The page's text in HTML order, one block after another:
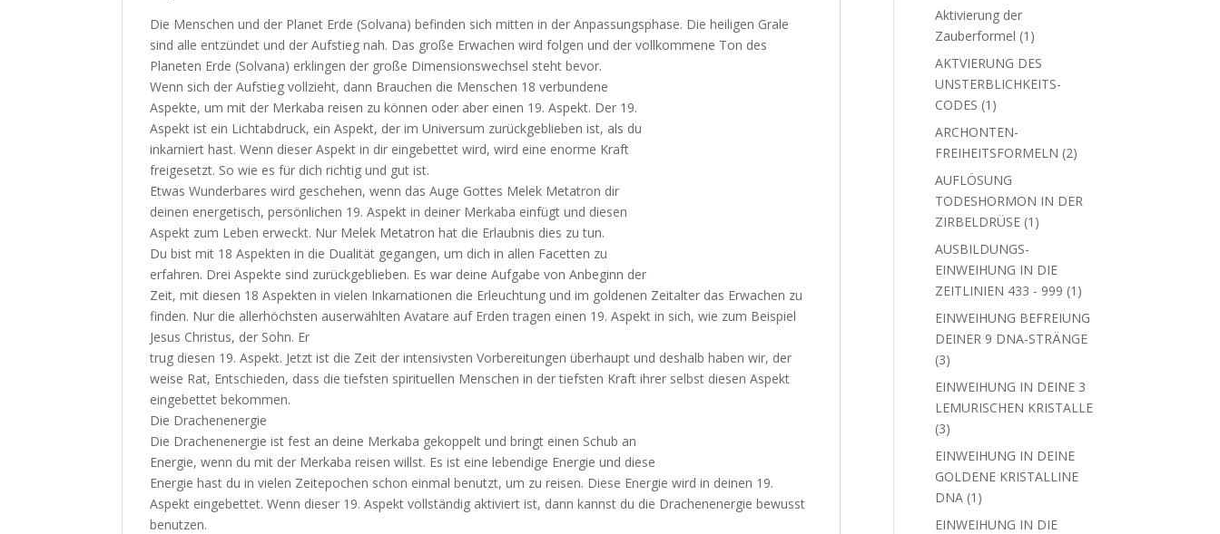
Die Menschen und der Planet Erde (Solvana) befinden sich mitten in der Anpassungsphase. Die heiligen Grale
sind alle entzündet und der Aufstieg nah. Das große Erwachen wird folgen und der vollkommene Ton des
Planeten Erde (Solvana) erklingen der große Dimensionswechsel steht bevor.
Wenn sich der Aufstieg vollzieht, dann Brauchen die Menschen 18 verbundene
Aspekte, um mit der Merkaba reisen zu können oder aber einen 19. Aspekt. Der 19.
Aspekt ist ein Lichtabdruck, ein Aspekt, der im Universum zurückgeblieben ist, als du
inkarniert hast. Wenn dieser Aspekt in dir eingebettet wird, wird eine enorme Kraft
freigesetzt. So wie es für dich richtig und gut ist.
Etwas Wunderbares wird geschehen, wenn das Auge Gottes Melek Metatron dir
deinen energetisch, persönlichen 19. Aspekt in deiner Merkaba einfügt und diesen
Aspekt zum Leben erweckt. Nur Melek Metatron hat die Erlaubnis dies zu tun.
Du bist mit 18 Aspekten in die Dualität gegangen, um dich in allen Facetten zu
erfahren. Drei Aspekte sind zurückgeblieben. Es war deine Aufgabe von Anbeginn der
Zeit, mit diesen 18 Aspekten in vielen Inkarnationen die Erleuchtung und im goldenen Zeitalter das Erwachen zu
finden. Nur die allerhöchsten auserwählten Avatare auf Erden tragen einen 19. Aspekt in sich, wie zum Beispiel
Jesus Christus, der Sohn. Er
trug diesen 19. Aspekt. Jetzt ist die Zeit der intensivsten Vorbereitungen überhaupt und deshalb haben wir, der
weise Rat, Entschieden, dass die tiefsten spirituellen Menschen in der tiefsten Kraft ihrer selbst diesen Aspekt
eingebettet bekommen.
Die Drachenenergie
Die Drachenenergie ist fest an deine Merkaba gekoppelt und bringt einen Schub an
Energie, wenn du mit der Merkaba reisen willst. Es ist eine lebendige Energie und diese
Energie hast du in vielen Zeitepochen schon einmal benutzt, um zu reisen. Diese Energie wird in deinen 19.
Aspekt eingebettet. Wenn dieser 19. Aspekt vollständig aktiviert ist, dann kannst du die Drachenenergie bewusst
benutzen.
Aktivierung der
Zauberformel 1 1
Produkt
AKTVIERUNG DES
UNSTERBLICHKEITS-
CODES 1 1
Produkt
ARCHONTEN-
FREIHEITSFORMELN 22
AUFLÖSUNG
TODESHORMON IN DER
ZIRBELDRÜSE 1 1
AUSBILDUNGS-
EINWEIHUNG IN DIE
ZEITLINIEN 433 - 999 1 1
Produkt
EINWEIHUNG BEFREIUNG
DEINER 9 DNA-STRÄNGE
33
Produkte
EINWEIHUNG IN DEINE 3
LEMURISCHEN KRISTALLE
33
Produkte
EINWEIHUNG IN DEINE
GOLDENE KRISTALLINE
DNA 1 1
Produkt
EINWEIHUNG IN DIE